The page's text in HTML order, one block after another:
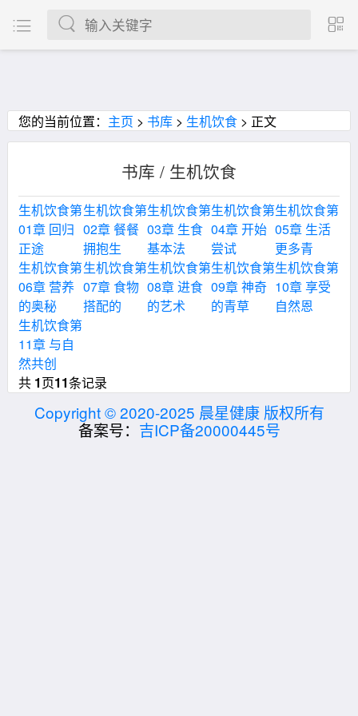
您的当前位置： 主页 > 书库 > 生机饮食 > 正文
书库 / 生机饮食
生机饮食第
01章 回归
正途
生机饮食第
02章 餐餐
拥抱生
生机饮食第
03章 生食
基本法
生机饮食第
04章 开始
尝试
生机饮食第
05章 生活
更多青
生机饮食第
06章 营养
的奥秘
生机饮食第
07章 食物
搭配的
生机饮食第
08章 进食
的艺术
生机饮食第
09章 神奇
的青草
生机饮食第
10章 享受
自然恩
生机饮食第
11章 与自
然共创
共 1页11条记录
Copyright © 2020-2025 晨星健康 版权所有
备案号： 吉ICP备20000445号